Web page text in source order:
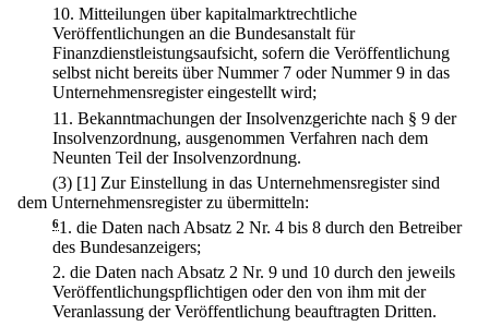
10. Mitteilungen über kapitalmarktrechtliche
Veröffentlichungen an die Bundesanstalt für
Finanzdienstleistungsaufsicht, sofern die Veröffentlichung
selbst nicht bereits über Nummer 7 oder Nummer 9 in das
Unternehmensregister eingestellt wird;
11. Bekanntmachungen der Insolvenzgerichte nach § 9 der
Insolvenzordnung, ausgenommen Verfahren nach dem
Neunten Teil der Insolvenzordnung.
(3) [1] Zur Einstellung in das Unternehmensregister sind
dem Unternehmensregister zu übermitteln:
61. die Daten nach Absatz 2 Nr. 4 bis 8 durch den Betreiber
des Bundesanzeigers;
2. die Daten nach Absatz 2 Nr. 9 und 10 durch den jeweils
Veröffentlichungspflichtigen oder den von ihm mit der
Veranlassung der Veröffentlichung beauftragten Dritten.